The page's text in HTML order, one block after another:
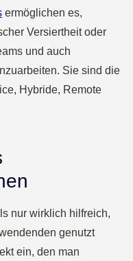
ermöglichen es,
Versiertheit oder
und auch
Sie sind die
Hybride, Remote
nur wirklich hilfreich,
genutzt
ein, den man